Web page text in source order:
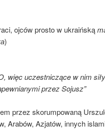
ojców prosto w ukraińską
)
więc uczestniczące w nim
przez Sojusz”
przez skorumpowaną
Arabów, Azjatów, innych